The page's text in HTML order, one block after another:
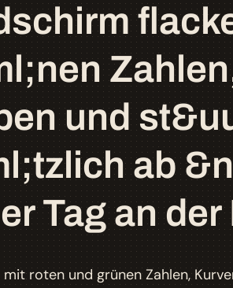
und
ab
Tag an der
roten und grünen Zahlen,